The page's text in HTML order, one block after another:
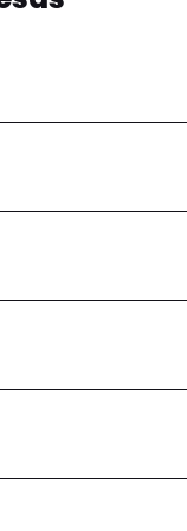
de Tirana
de El